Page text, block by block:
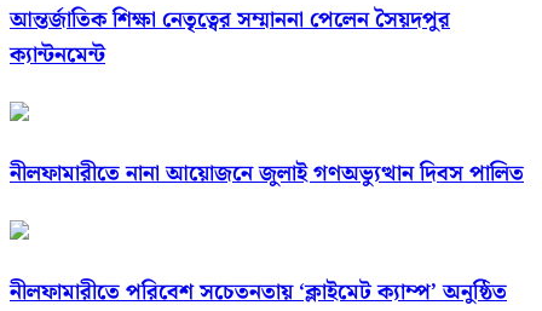
আন্তর্জাতিক শিক্ষা নেতৃত্বের সম্মাননা পেলেন সৈয়দপুর
ক্যান্টনমেন্ট
নীলফামারীতে নানা আয়োজনে জুলাই গণঅভ্যুত্থান দিবস পালিত
নীলফামারীতে পরিবেশ সচেতনতায় ‘ক্লাইমেট ক্যাম্প’ অনুষ্ঠিত